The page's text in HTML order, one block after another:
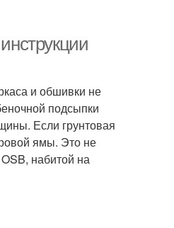
и обшивки не
подсыпки
Если грунтовая
ямы. Это не
набитой на